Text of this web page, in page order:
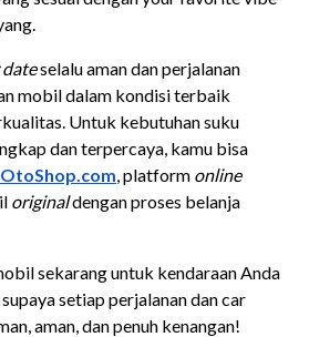
dateselalu aman dan perjalanan
mobil dalam kondisi terbaik
Untuk kebutuhan suku
dan terpercaya, kamu bisa
, platform online
originaldengan proses belanja
sekarang untuk kendaraan Anda
setiap perjalanan dan car
aman, dan penuh kenangan!